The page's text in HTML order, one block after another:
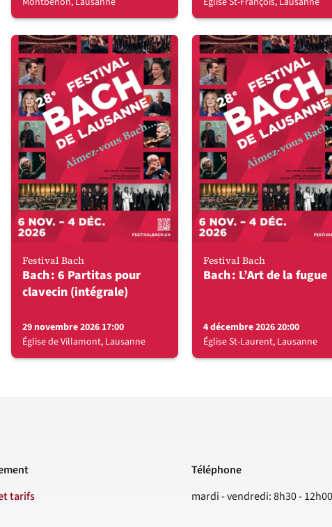
Festival Bach
Bach : 6 Partitas pour
clavecin (intégrale)
29 novembre 2026 17:00
Église de Villamont, Lausanne
Festival Bach
Bach : L’Art de la fugue
4 décembre 2026 20:00
Église St-Laurent, Lausanne
tarifs
Contact
Téléphone
mardi - vendredi: 8h30 - 12h00